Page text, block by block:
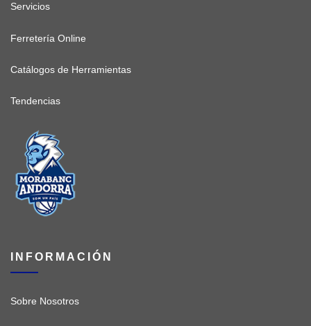
Servicios
Ferretería Online
Catálogos de Herramientas
Tendencias
INFORMACIÓN
Sobre Nosotros